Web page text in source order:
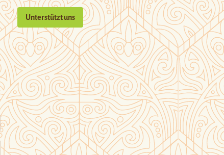
Unterstützt uns